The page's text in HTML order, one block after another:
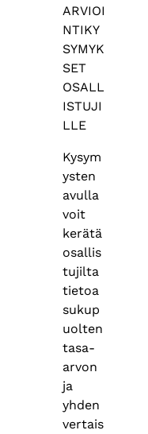
ARVIOI
NTIKY
SYMYK
SET
OSALL
ISTUJI
LLE
Kysym
ysten
avulla
voit
kerätä
osallis
tujilta
tietoa
sukup
uolten
tasa-
arvon
ja
yhden
vertais